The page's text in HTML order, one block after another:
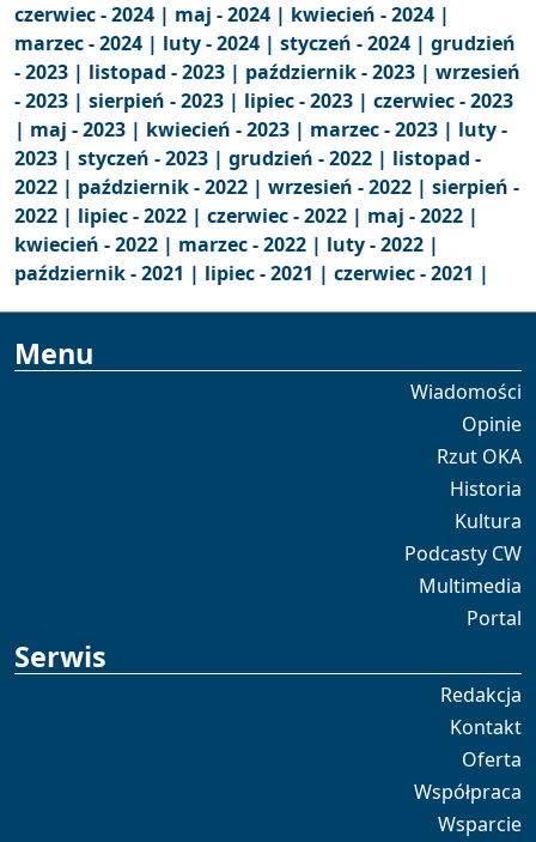
czerwiec - 2024 | maj - 2024 | kwiecień - 2024 |
marzec - 2024 | luty - 2024 | styczeń - 2024 | grudzień
- 2023 | listopad - 2023 | październik - 2023 | wrzesień
- 2023 | sierpień - 2023 | lipiec - 2023 | czerwiec - 2023
| maj - 2023 | kwiecień - 2023 | marzec - 2023 | luty -
2023 | styczeń - 2023 | grudzień - 2022 | listopad -
2022 | październik - 2022 | wrzesień - 2022 | sierpień -
2022 | lipiec - 2022 | czerwiec - 2022 | maj - 2022 |
kwiecień - 2022 | marzec - 2022 | luty - 2022 |
październik - 2021 | lipiec - 2021 | czerwiec - 2021 |
Menu
Wiadomości
Opinie
Rzut OKA
Historia
Kultura
Podcasty CW
Multimedia
Portal
Serwis
Redakcja
Kontakt
Oferta
Współpraca
Wsparcie